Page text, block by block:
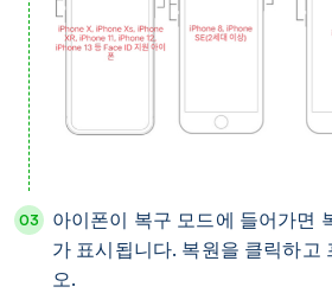
아이폰이 복구 모드에 들어가면
가 표시됩니다. 복원을 클릭하고
오.